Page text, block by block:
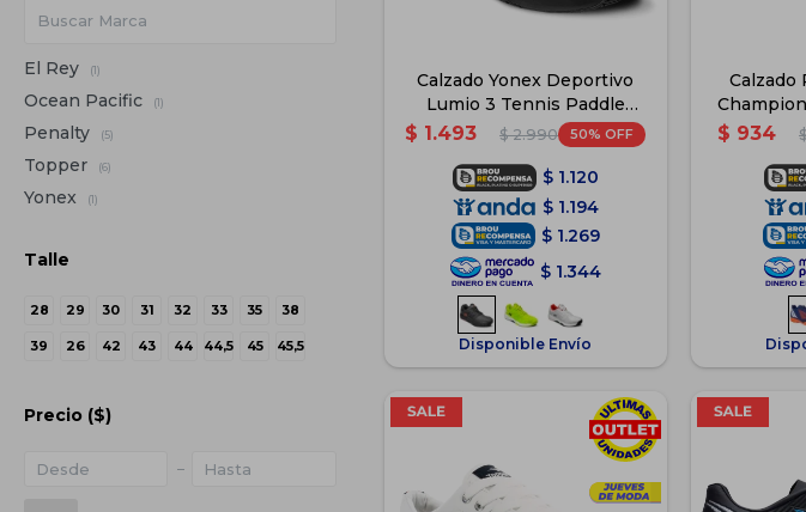
Calzado Yonex Deportivo
Lumio 3 Tennis Paddle
Adulto - Gris
$ 1.493 $ 2.990 50
$ 1.120
$ 1.194
$ 1.269
$ 1.344
Disponible Envío
Calzado
$ 934
El Rey (1)
Ocean Pacific (1)
Penalty (5)
Topper (6)
Yonex (1)
Talle
28 29 30 31 32 33 35 38
39 26 42 43 44 44,5 45 45,5
Precio ($)